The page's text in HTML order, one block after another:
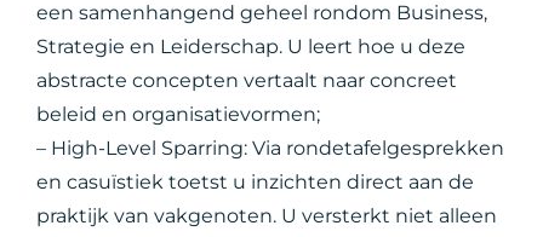
een samenhangend geheel rondom Business,
Strategie en Leiderschap. U leert hoe u deze
abstracte concepten vertaalt naar concreet
beleid en organisatievormen;
– High-Level Sparring: Via rondetafelgesprekken
en casuïstiek toetst u inzichten direct aan de
praktijk van vakgenoten. U versterkt niet alleen